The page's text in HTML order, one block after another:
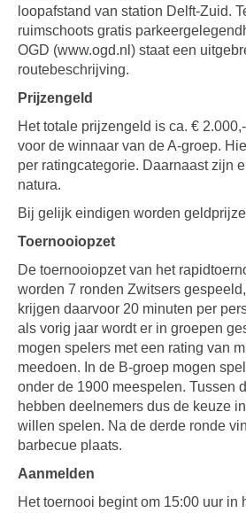
loopafstand van station Delft-Zuid.
ruimschoots gratis
OGD (www.ogd.nl) staat een
routebeschrijving.
Prijzengeld
Het totale prijzengeld is ca. €
voor de winnaar van de A-groep.
per ratingcategorie. Daarnaast zijn
natura.
Bij gelijk eindigen worden
Toernooiopzet
De toernooiopzet van het
worden 7 ronden Zwitsers
krijgen daarvoor 20 minuten per
als vorig jaar wordt er in groepen
mogen spelers met een rating van
meedoen. In de B-groep mogen
onder de 1900 meespelen. Tussen
hebben deelnemers dus de keuze
willen spelen. Na de derde ronde
barbecue plaats.
Aanmelden
Het toernooi begint om 15:00 uur in